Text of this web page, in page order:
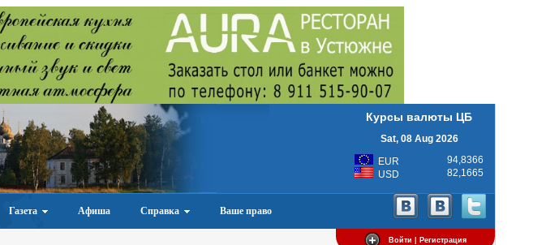
Курсы валюты ЦБ
Sat, 08 Aug 2026
EUR
94,8366
USD
82,1665
Газета Афиша Справка Ваше право
Войти | Регистрация